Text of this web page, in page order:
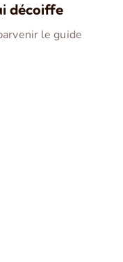
décoiffe
le guide